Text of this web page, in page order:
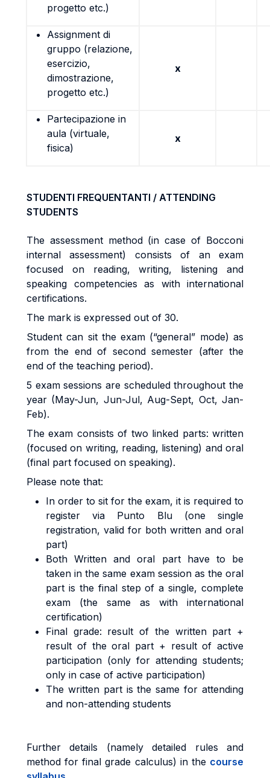
progetto etc.)
Assignment di
gruppo (relazione,
esercizio,
dimostrazione,
progetto etc.)
x
Partecipazione in
aula (virtuale,
fisica)
x
STUDENTI FREQUENTANTI / ATTENDING
STUDENTS
The assessment method (in case of Bocconi
internal assessment) consists of an exam
focused on reading, writing, listening and
speaking competencies as with international
certifications.
The mark is expressed out of 30.
Student can sit the exam (“general” mode) as
from the end of second semester (after the
end of the teaching period).
5 exam sessions are scheduled throughout the
year (May-Jun, Jun-Jul, Aug-Sept, Oct, Jan-
Feb).
The exam consists of two linked parts: written
(focused on writing, reading, listening) and oral
(final part focused on speaking).
Please note that:
In order to sit for the exam, it is required to
register via Punto Blu (one single
registration, valid for both written and oral
part)
Both Written and oral part have to be
taken in the same exam session as the oral
part is the final step of a single, complete
exam (the same as with international
certification)
Final grade: result of the written part +
result of the oral part + result of active
participation (only for attending students;
only in case of active participation)
The written part is the same for attending
and non-attending students
Further details (namely detailed rules and
method for final grade calculus) in the course